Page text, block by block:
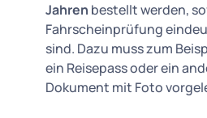
Jahren bestellt werden,
Fahrscheinprüfung
sind. Dazu muss zum
ein Reisepass oder ein
Dokument mit Foto